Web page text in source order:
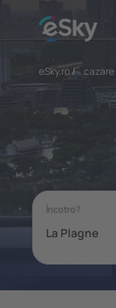
eSky.ro/ cazare